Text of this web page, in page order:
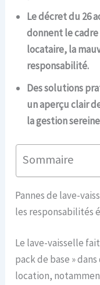
Le décret du 26
donnent le
locataire, la
responsabilité.
Des solutions
un aperçu clair
la gestion
Sommaire
Pannes de lave-
les responsabilités
Le lave-vaisselle
pack de base »
location,